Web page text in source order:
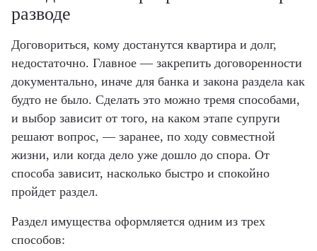
разводе
Договориться, кому достанутся квартира и долг,
недостаточно. Главное — закрепить договоренности
документально, иначе для банка и закона раздела как
будто не было. Сделать это можно тремя способами,
и выбор зависит от того, на каком этапе супруги
решают вопрос, — заранее, по ходу совместной
жизни, или когда дело уже дошло до спора. От
способа зависит, насколько быстро и спокойно
пройдет раздел.
Раздел имущества оформляется одним из трех
способов: